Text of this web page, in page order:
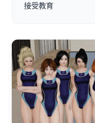
接受教育